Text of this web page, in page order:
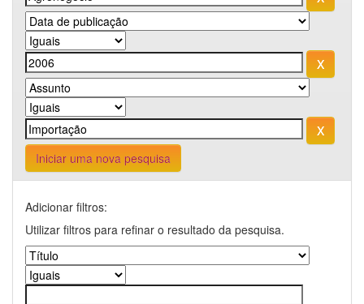
Iniciar uma nova pesquisa
Adicionar filtros:
Utilizar filtros para refinar o resultado da pesquisa.